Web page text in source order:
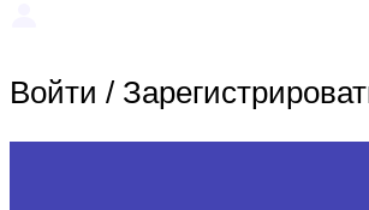
Войти /